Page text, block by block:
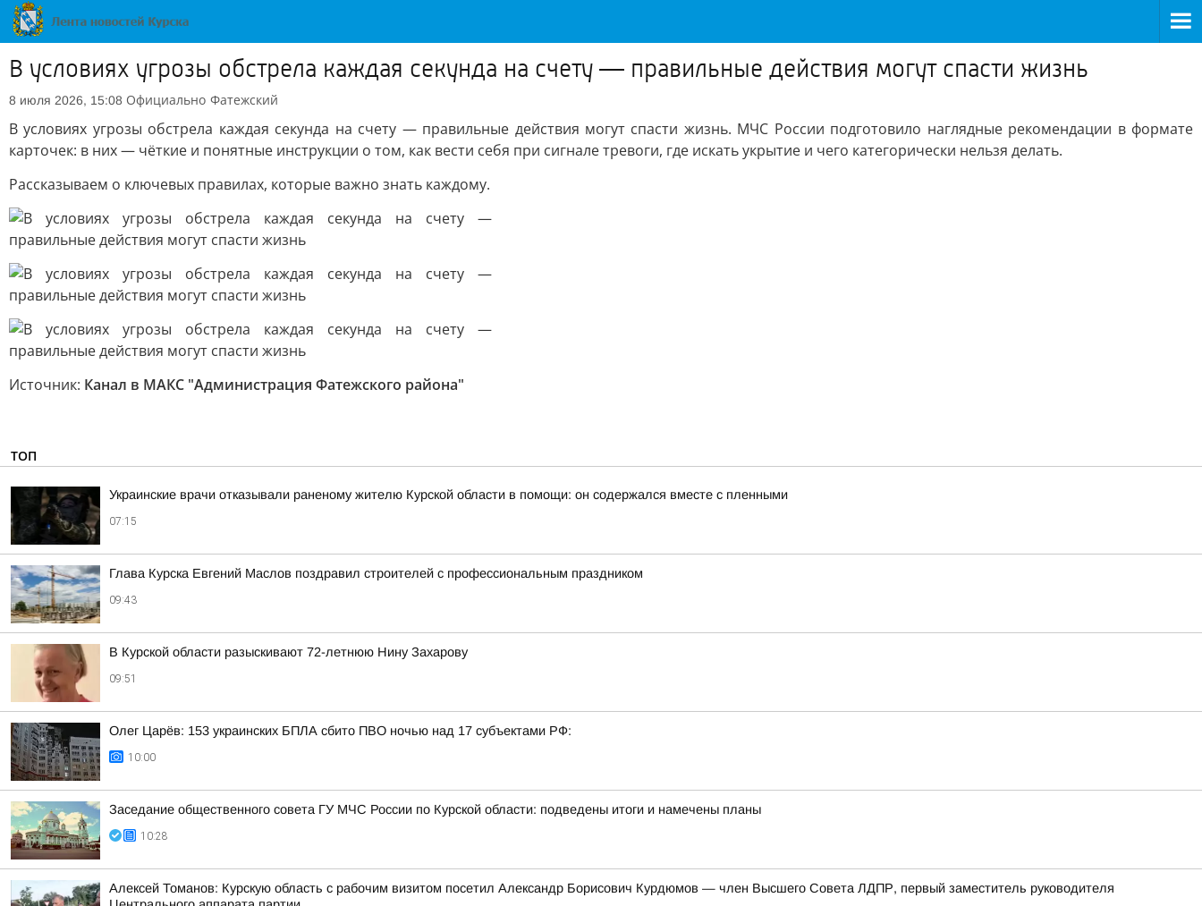
В условиях угрозы обстрела каждая секунда на счету — правильные действия могут спасти жизнь
8 июля 2026, 15:08 Официально Фатежский
В условиях угрозы обстрела каждая секунда на счету — правильные действия могут спасти жизнь. МЧС России подготовило наглядные рекомендации в формате
карточек: в них — чёткие и понятные инструкции о том, как вести себя при сигнале тревоги, где искать укрытие и чего категорически нельзя делать.
Рассказываем о ключевых правилах, которые важно знать каждому.
Источник: Канал в МАКС "Администрация Фатежского района"
ТОП
Украинские врачи отказывали раненому жителю Курской области в помощи: он содержался вместе с пленными
07:15
Глава Курска Евгений Маслов поздравил строителей с профессиональным праздником
09:43
В Курской области разыскивают 72-летнюю Нину Захарову
09:51
Олег Царёв: 153 украинских БПЛА сбито ПВО ночью над 17 субъектами РФ:
10:00
Заседание общественного совета ГУ МЧС России по Курской области: подведены итоги и намечены планы
10:28
Алексей Томанов: Курскую область с рабочим визитом посетил Александр Борисович Курдюмов — член Высшего Совета ЛДПР, первый заместитель руководителя